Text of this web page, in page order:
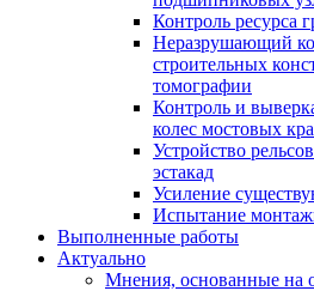
Контроль ресурса
Неразрушающий
строительных
томографии
Контроль и
колес мостовых
Устройство
эстакад
Усиление
Испытание
Выполненные работы
Актуально
Мнения, основанные на